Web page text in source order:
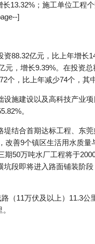
13.32%；施工单位工程
]
88.32亿元，比上年增长
，增长9.39%。在投资
，比上年减少74个，其
施建设以及高科技产业
。
结合首期达标工程、东
善9个镇区生活用水质
50万吨水厂工程将于
段即将进入路面铺装阶
（11万伏及以上）11.3公